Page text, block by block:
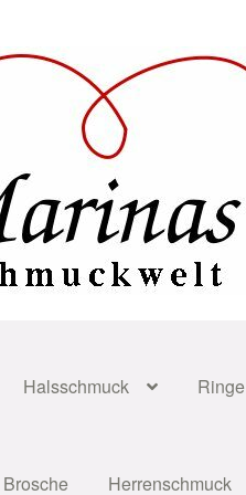
Halsschmuck Ringe
Brosche Herrenschmuck